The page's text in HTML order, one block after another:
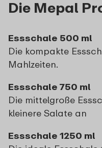
Die Mepal
Essschale 500 ml
Die kompakte
Mahlzeiten.
Essschale 750 ml
Die mittelgroße
kleinere Salate an
Essschale 1250 ml